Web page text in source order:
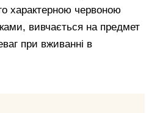
характерною червоною
вивчається на предмет
при вживанні в